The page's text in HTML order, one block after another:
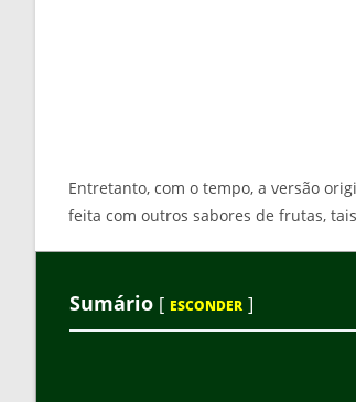
Entretanto, com o tempo, a versão
feita com outros sabores de frutas,
Sumário [ ESCONDER ]